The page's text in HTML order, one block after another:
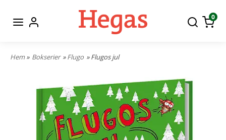
0
Hem» Bokserier »Flugo » Flugos jul